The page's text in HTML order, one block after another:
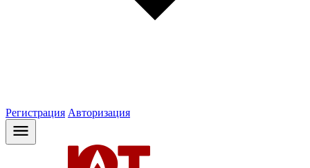
Регистрация Авторизация